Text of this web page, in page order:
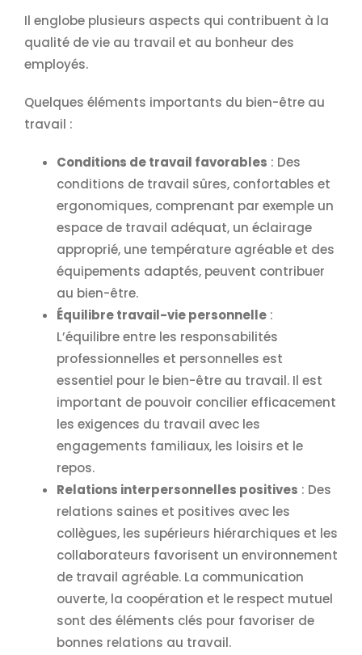
Il englobe plusieurs aspects qui contribuent à la
qualité de vie au travail et au bonheur des
employés.
Quelques éléments importants du bien-être au
travail :
Conditions de travail favorables : Des
conditions de travail sûres, confortables et
ergonomiques, comprenant par exemple un
espace de travail adéquat, un éclairage
approprié, une température agréable et des
équipements adaptés, peuvent contribuer
au bien-être.
Équilibre travail-vie personnelle:
L’équilibre entre les responsabilités
professionnelles et personnelles est
essentiel pour le bien-être au travail. Il est
important de pouvoir concilier efficacement
les exigences du travail avec les
engagements familiaux, les loisirs et le
repos.
Relations interpersonnelles positives : Des
relations saines et positives avec les
collègues, les supérieurs hiérarchiques et les
collaborateurs favorisent un environnement
de travail agréable. La communication
ouverte, la coopération et le respect mutuel
sont des éléments clés pour favoriser de
bonnes relations au travail.